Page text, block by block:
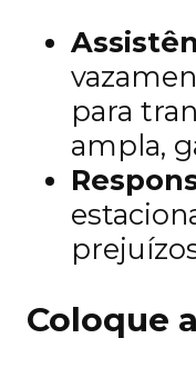
para
ampla,
Coloque